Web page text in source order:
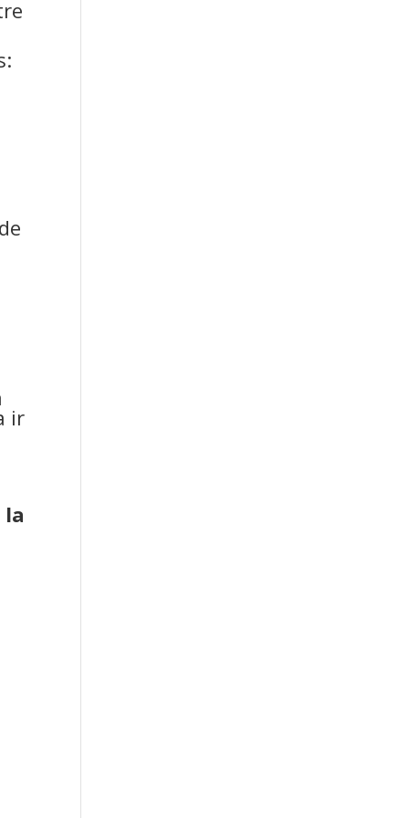
ir
la